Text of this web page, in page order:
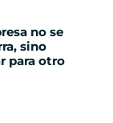
no se
sino
para otro